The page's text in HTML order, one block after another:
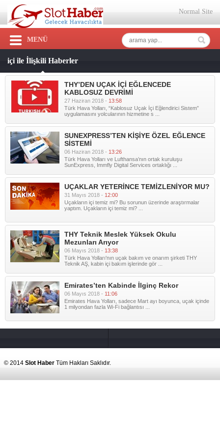
Normal Site
MENÜ
içi ile İlişkili Haberler
THY’DEN UÇAK İÇİ EĞLENCEDE
KABLOSUZ DEVRİMİ
27 Haziran 2018 - 13:58
Türk Hava Yolları, “Kablosuz Uçak İçi Eğlendirici Sistem”
uygulamasını yolcularının hizmetine s ...
SUNEXPRESS’TEN KİŞİYE ÖZEL EĞLENCE
SİSTEMİ
06 Haziran 2018 - 13:26
Türk Hava Yolları ve Lufthansa’nın ortak kuruluşu
SunExpress, Immfly Digital Services ortaklığı ...
UÇAKLAR YETERİNCE TEMİZLENİYOR MU?
31 Mayıs 2018 - 12:00
Uçakların içi temiz mi? Bu sorunun üzerinde araştırmalar
yaptım. Uçakların içi temiz mi? ...
THY Teknik Meslek Yüksek Okulu
Mezunları Arıyor
06 Mayıs 2018 - 13:38
Türk Hava Yolları'nın uçak bakım ve onarım şirketi THY
Teknik AŞ, kabin içi bakım işlerinde gör ...
Emirates’ten Kabinde İlginç Rekor
06 Mayıs 2018 - 11:06
Emirates Hava Yolları, sadece Mart ayı boyunca, uçak içinde
1 milyondan fazla Wi-Fi bağlantısı ...
© 2014 Slot Haber Tüm Hakları Saklıdır.